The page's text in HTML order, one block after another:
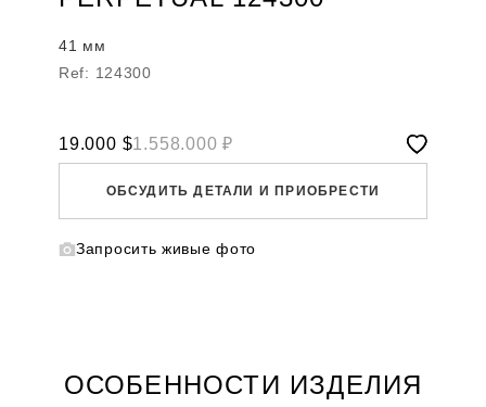
41 мм
Ref: 124300
19.000 $1.558.000 ₽
ОБСУДИТЬ ДЕТАЛИ И ПРИОБРЕСТИ
WHATSAPP
Запросить живые фото
ОСОБЕННОСТИ ИЗДЕЛИЯ